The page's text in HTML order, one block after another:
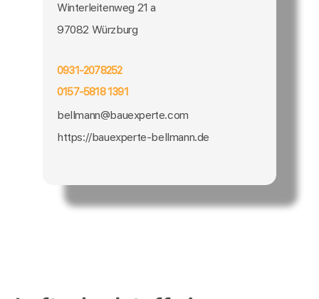
Winterleitenweg 21 a
97082 Würzburg
0931-2078252
0157-5818 1391
bellmann@bauexperte.com
https://bauexperte-bellmann.de